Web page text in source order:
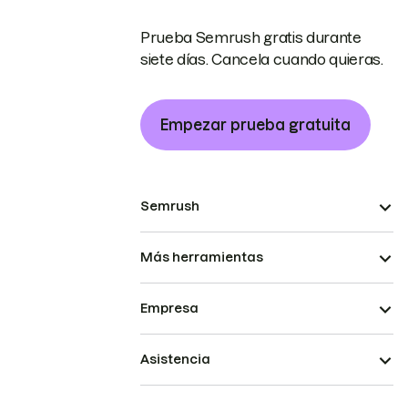
Prueba Semrush gratis durante
siete días. Cancela cuando quieras.
Empezar prueba gratuita
Semrush
Más herramientas
Empresa
Asistencia